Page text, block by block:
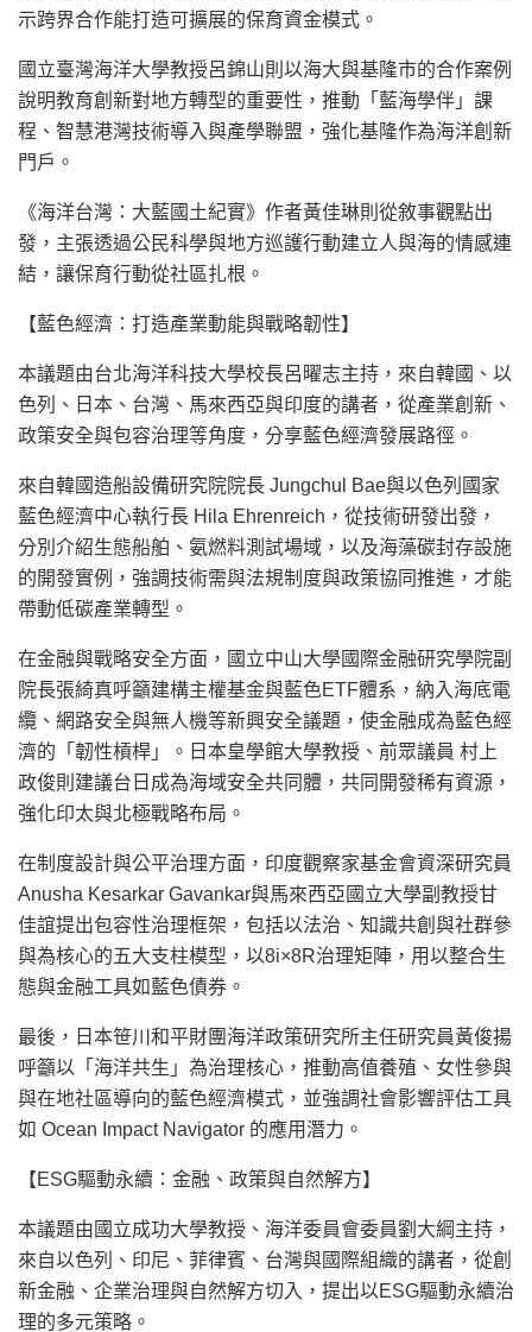
示跨界合作能打造可擴展的保育資金模式。
國立臺灣海洋大學教授呂錦山則以海大與基隆市的合作案例
說明教育創新對地方轉型的重要性，推動「藍海學伴」課
程、智慧港灣技術導入與產學聯盟，強化基隆作為海洋創新
門戶。
《海洋台灣：大藍國土紀實》作者黃佳琳則從敘事觀點出
發，主張透過公民科學與地方巡護行動建立人與海的情感連
結，讓保育行動從社區扎根。
【藍色經濟：打造產業動能與戰略韌性】
本議題由台北海洋科技大學校長呂曜志主持，來自韓國、以
色列、日本、台灣、馬來西亞與印度的講者，從產業創新、
政策安全與包容治理等角度，分享藍色經濟發展路徑。
來自韓國造船設備研究院院長 Jungchul Bae與以色列國家
藍色經濟中心執行長 Hila Ehrenreich，從技術研發出發，
分別介紹生態船舶、氨燃料測試場域，以及海藻碳封存設施
的開發實例，強調技術需與法規制度與政策協同推進，才能
帶動低碳產業轉型。
在金融與戰略安全方面，國立中山大學國際金融研究學院副
院長張綺真呼籲建構主權基金與藍色ETF體系，納入海底電
纜、網路安全與無人機等新興安全議題，使金融成為藍色經
濟的「韌性槓桿」。日本皇學館大學教授、前眾議員 村上
政俊則建議台日成為海域安全共同體，共同開發稀有資源，
強化印太與北極戰略布局。
在制度設計與公平治理方面，印度觀察家基金會資深研究員
Anusha Kesarkar Gavankar與馬來西亞國立大學副教授甘
佳誼提出包容性治理框架，包括以法治、知識共創與社群參
與為核心的五大支柱模型，以8i×8R治理矩陣，用以整合生
態與金融工具如藍色債券。
最後，日本笹川和平財團海洋政策研究所主任研究員黃俊揚
呼籲以「海洋共生」為治理核心，推動高值養殖、女性參與
與在地社區導向的藍色經濟模式，並強調社會影響評估工具
如 Ocean Impact Navigator 的應用潛力。
【ESG驅動永續：金融、政策與自然解方】
本議題由國立成功大學教授、海洋委員會委員劉大綱主持，
來自以色列、印尼、菲律賓、台灣與國際組織的講者，從創
新金融、企業治理與自然解方切入，提出以ESG驅動永續治
理的多元策略。